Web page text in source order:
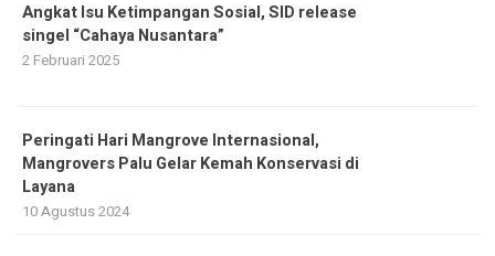
Angkat Isu Ketimpangan Sosial, SID release
singel “Cahaya Nusantara”
2 Februari 2025
Peringati Hari Mangrove Internasional,
Mangrovers Palu Gelar Kemah Konservasi di
Layana
10 Agustus 2024